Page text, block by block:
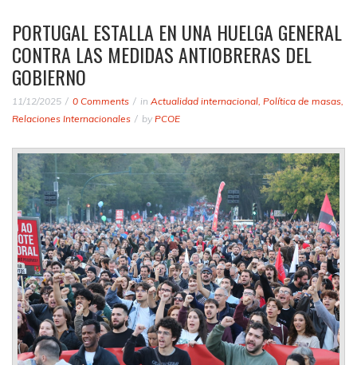
PORTUGAL ESTALLA EN UNA HUELGA GENERAL
CONTRA LAS MEDIDAS ANTIOBRERAS DEL
GOBIERNO
11/12/2025 0 Comments in Actualidad internacional Política de masas
Relaciones Internacionales
by PCOE